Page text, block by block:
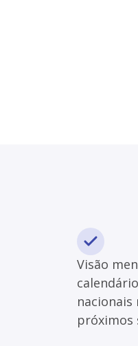
Visão
nacionais
próximos